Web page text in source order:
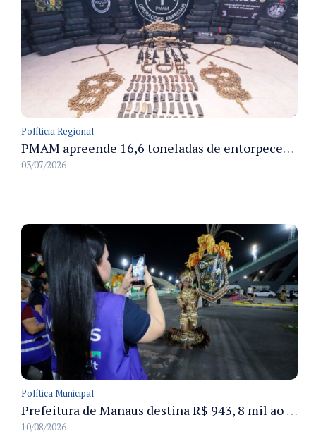
Políticia Regional
PMAM apreende 16,6 toneladas de entorpecentes e registra aumento nas prisões em flagrante e nas capturas de foragidos no primeiro semestre de 2026
03/07/2026
Política Municipal
Prefeitura de Manaus destina R$ 943, 8 mil ao Festival Folclórico do Amazonas para a categoria Ouro e seis bois-bumbás
10/08/2026